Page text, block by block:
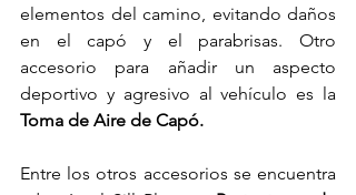
elementos del camino, evitando daños
en el capó y el parabrisas. Otro
accesorio para añadir un aspecto
Toma de Aire de Capó.
Entre los otros accesorios se encuentra